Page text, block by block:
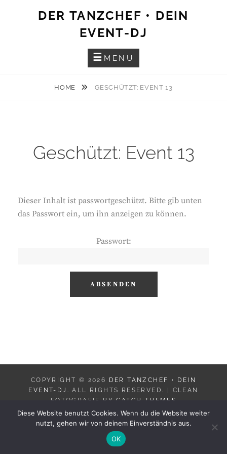
DER TANZCHEF • DEIN
EVENT-DJ
MENU
HOME GESCHÜTZT: EVENT 13
Geschützt: Event 13
Dieser Inhalt ist passwortgeschützt. Bitte gib unten
das Passwort ein, um ihn anzeigen zu können.
Passwort:
COPYRIGHT © 2026
DER TANZCHEF • DEIN
EVENT-DJ . ALL RIGHTS RESERVED. | CLEAN
FOTOGRAFIE BYCATCH THEMES
Diese Website benutzt Cookies. Wenn du die Website weiter
nutzt, gehen wir von deinem Einverständnis aus.
OK